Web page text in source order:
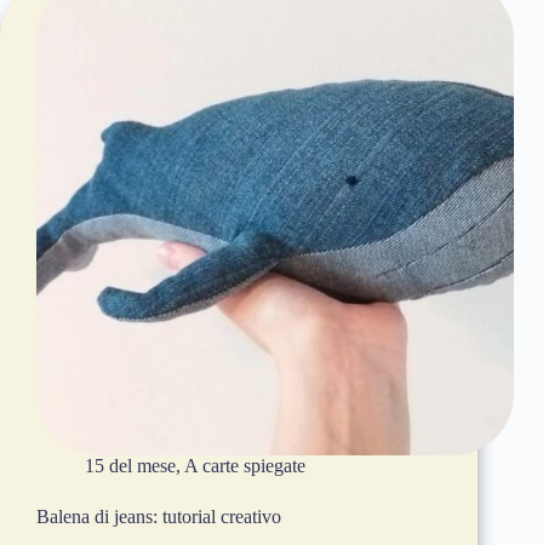
15 del mese, A carte spiegate
Balena di jeans: tutorial creativo